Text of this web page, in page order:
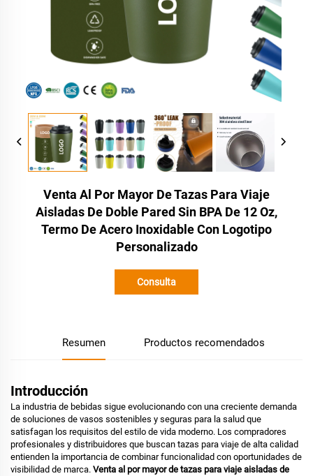
Venta Al Por Mayor De Tazas Para Viaje
Aisladas De Doble Pared Sin BPA De 12 Oz,
Termo De Acero Inoxidable Con Logotipo
Personalizado
Consulta
Resumen Productos recomendados
Introducción
La industria de bebidas sigue evolucionando con una creciente demanda
de soluciones de vasos sostenibles y seguras para la salud que
satisfagan los requisitos del estilo de vida moderno. Los compradores
profesionales y distribuidores que buscan tazas para viaje de alta calidad
entienden la importancia de combinar funcionalidad con oportunidades de
visibilidad de marca. Venta al por mayor de tazas para viaje aisladas de